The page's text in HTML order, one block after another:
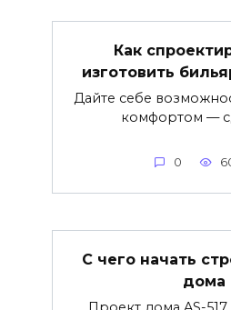
Как
изготовить
Дайте себе
комфортом —
0
С чего начать
дома